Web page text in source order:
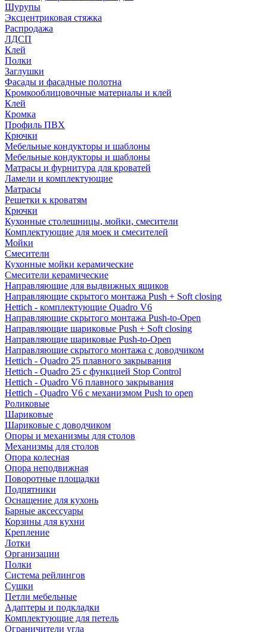
Шурупы
Эксцентриковая стяжка
Распродажа
ЛДСП
Клей
Полки
Заглушки
Фасады и фасадные полотна
Кромкооблицовочные материалы и клей
Клей
Кромка
Профиль ПВХ
Крючки
Мебельные кондукторы и шаблоны
Мебельные кондукторы и шаблоны
Матрасы и фурнитура для кроватей
Ламели и комплектующие
Матрасы
Решетки к кроватям
Крючки
Кухонные столешницы, мойки, смесители
Комплектующие для моек и смесителей
Мойки
Смесители
Кухонные мойки керамические
Смесители керамические
Направляющие для выдвижных ящиков
Направляющие скрытого монтажа Push + Soft closing
Hettich - комплектующие Quadro V6
Направляющие скрытого монтажа Push-to-Open
Направляющие шариковые Push + Soft closing
Направляющие шариковые Push-to-Open
Направляющие скрытого монтажа с доводчиком
Hettich - Quadro 25 плавного закрывания
Hettich - Quadro 25 с функцией Stop Control
Hettich - Quadro V6 плавного закрывания
Hettich - Quadro V6 с механизмом Push to open
Роликовые
Шариковые
Шариковые с доводчиком
Опоры и механизмы для столов
Механизмы для столов
Опора колесная
Опора неподвижная
Поворотные площадки
Подпятники
Оснащение для кухонь
Барные аксессуары
Корзины для кухни
Крепление
Лотки
Организации
Полки
Система рейлингов
Сушки
Петли мебельные
Адаптеры и подкладки
Комплектующие для петель
Ограничители угла